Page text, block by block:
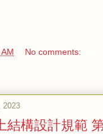
No comments:
2023
結構設計規範